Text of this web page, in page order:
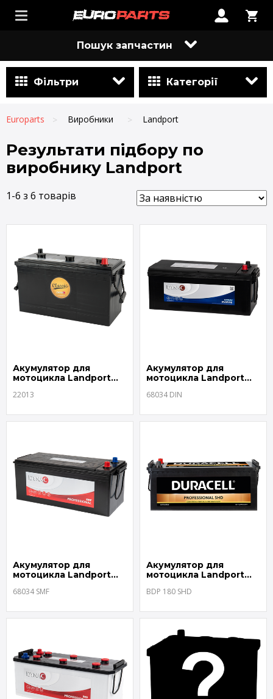
Пошук запчастин
Фільтри Категорії
Europarts Виробники Landport
Результати підбору по
виробнику Landport
1-6 з 6 товарів
Акумулятор для
мотоцикла Landport
22013
Акумулятор для
мотоцикла Landport
68034 DIN
Акумулятор для
мотоцикла Landport
68034 SMF
Акумулятор для
мотоцикла Landport
BDP 180 SHD